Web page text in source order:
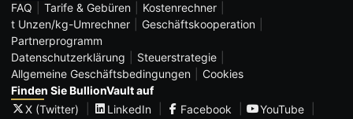
FAQ
Tarife & Gebüren
Kostenrechner
t Unzen/kg-Umrechner
Geschäftskooperation
Partnerprogramm
Datenschutzerklärung
Steuerstrategie
Allgemeine Geschäftsbedingungen
Cookies
Finden Sie BullionVault auf
X (Twitter)
LinkedIn Facebook
YouTube